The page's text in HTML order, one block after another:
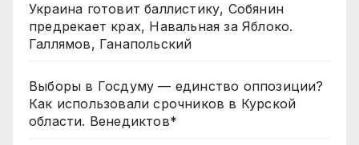
Украина готовит баллистику, Собянин
предрекает крах, Навальная за Яблоко.
Галлямов, Ганапольский
Выборы в Госдуму — единство оппозиции?
Как использовали срочников в Курской
области. Венедиктов*